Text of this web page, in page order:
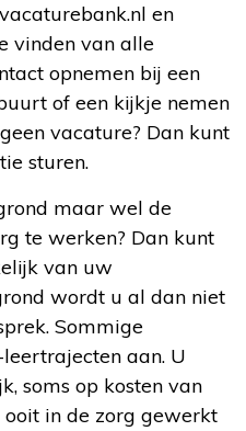
en
vinden van alle
opnemen bij een
of een kijkje nemen
vacature? Dan kunt
sturen.
maar wel de
te werken? Dan kunt
van uw
wordt u al dan niet
Sommige
aan. U
soms op kosten van
in de zorg gewerkt